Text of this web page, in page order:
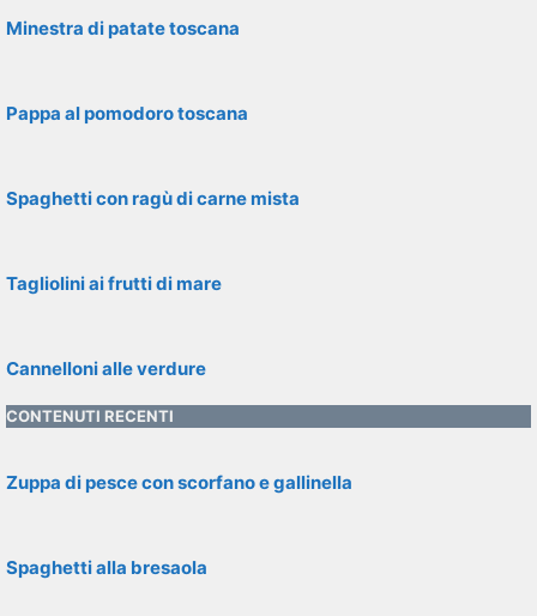
Minestra di patate toscana
Pappa al pomodoro toscana
Spaghetti con ragù di carne mista
Tagliolini ai frutti di mare
Cannelloni alle verdure
CONTENUTI RECENTI
Zuppa di pesce con scorfano e gallinella
Spaghetti alla bresaola